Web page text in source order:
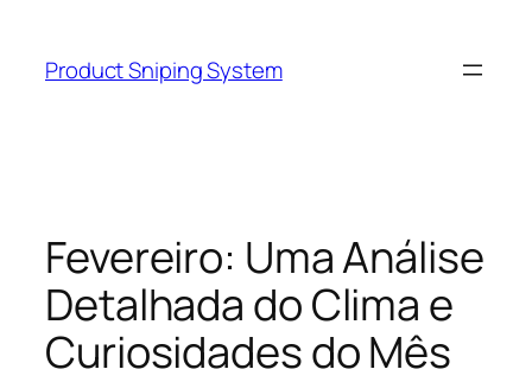
content
Product Sniping System
Fevereiro: Uma Análise
Detalhada do Clima e
Curiosidades do Mês